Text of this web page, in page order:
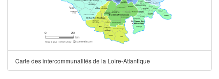
Carte des intercommunalités de la Loire-Atlantique